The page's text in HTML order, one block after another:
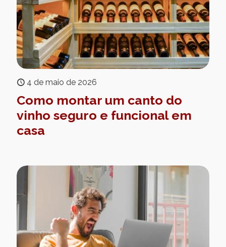
4 de maio de 2026
Como montar um canto do
vinho seguro e funcional em
casa